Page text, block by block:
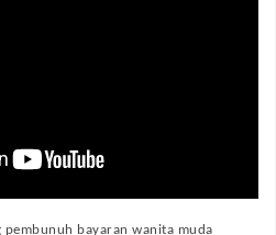
bayaran wanita muda